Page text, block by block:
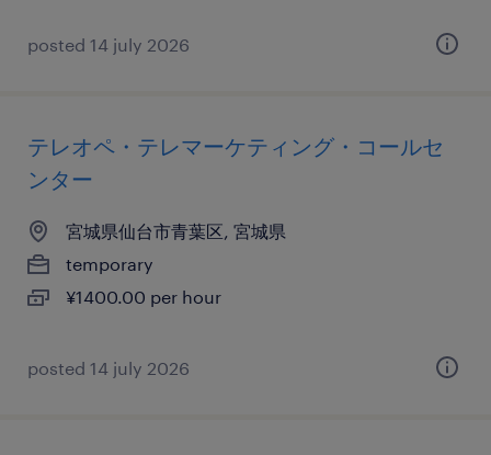
posted 14 july 2026
テレオペ・テレマーケティング・コールセ
ンター
宮城県仙台市青葉区, 宮城県
temporary
¥1400.00 per hour
posted 14 july 2026